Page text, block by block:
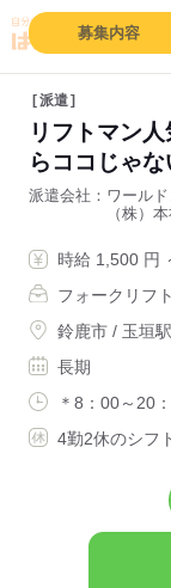
募集内容
派遣
リフトマン
らココじゃな
派遣会社
ワール
（株）
時給 1,500 円
フォークリフト
鈴鹿市 / 玉垣駅
長期
＊8：00～20
4勤2休のシフ